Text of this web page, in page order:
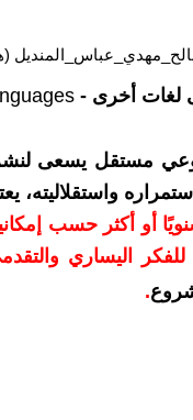
لغات أخرى -
مستقل يسعى لنشر
10 دولارات سنويًا أو أكثر
اليساري
.